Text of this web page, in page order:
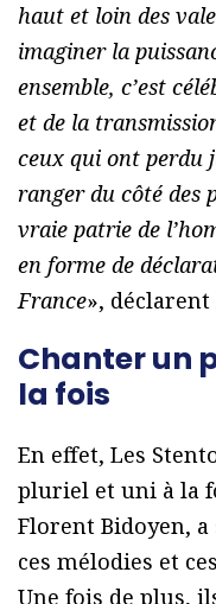
haut et loin des
imaginer la
ensemble, c’est
et de la
ceux qui ont perdu
ranger du côté des
vraie patrie de
en forme de
France»,
Chanter un
la fois
En effet, Les
pluriel et uni à la
Florent Bidoyen,
ces mélodies et
Une fois de plus,